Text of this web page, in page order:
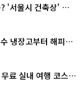
'서울시 건축상' 수
냉장고부터 해피소
료 실내 여행 코스